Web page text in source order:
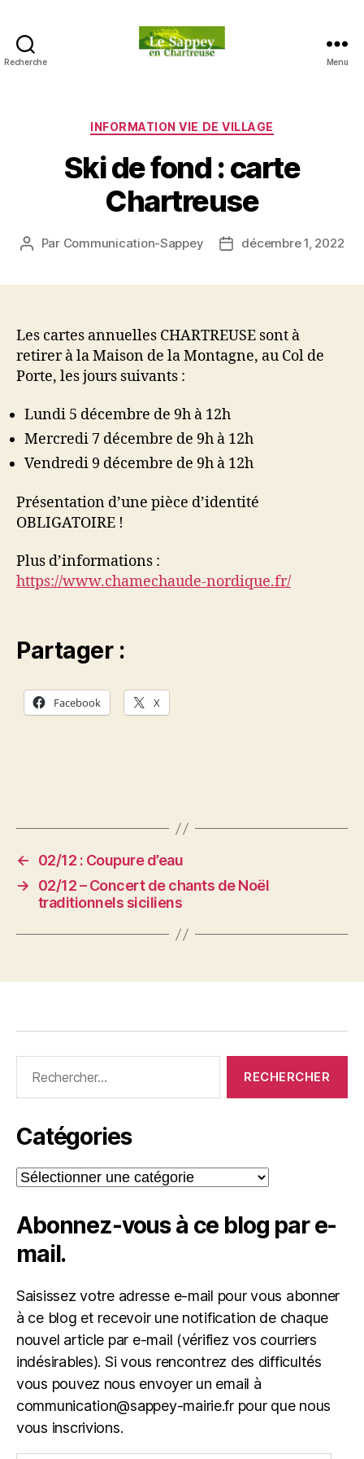
Recherche
en
Chartreuse
Menu
Catégories
INFORMATION VIE DE VILLAGE
Ski de fond : carte
Chartreuse
Auteur
Par Communication-Sappey
Datedécembre 1, 2022
Les cartes annuelles CHARTREUSE sont à
retirer à la Maison de la Montagne, au Col de
Porte, les jours suivants :
Lundi 5 décembre de 9h à 12h
Mercredi 7 décembre de 9h à 12h
Vendredi 9 décembre de 9h à 12h
Présentation d’une pièce d’identité
OBLIGATOIRE !
Plus d’informations :
https://www.chamechaude-nordique.fr/
Partager :
Facebook X
←
02/12 : Coupure d’eau
→
02/12 – Concert de chants de Noël
traditionnels siciliens
Catégories
Catégories
Abonnez-vous à ce blog par e-
mail.
Saisissez votre adresse e-mail pour vous abonner
à ce blog et recevoir une notification de chaque
nouvel article par e-mail (vérifiez vos courriers
indésirables). Si vous rencontrez des difficultés
vous pouvez nous envoyer un email à
communication@sappey-mairie.fr pour que nous
vous inscrivions.